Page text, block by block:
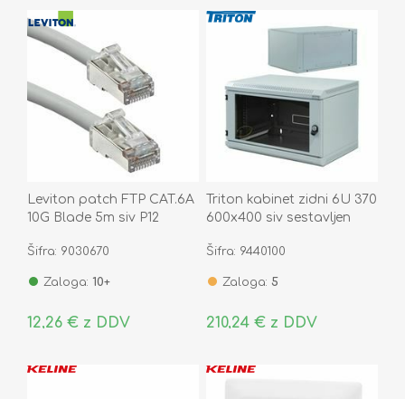
Leviton patch FTP CAT.6A
10G Blade 5m siv P12
Šifra: 9030670
Zaloga: 10+
12,26 € z DDV
Triton kabinet zidni 6U 370
600x400 siv sestavljen
Šifra: 9440100
Zaloga: 5
210,24 € z DDV